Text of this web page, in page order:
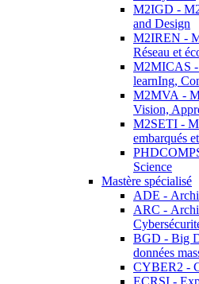
M2IGD -
and Design
M2IREN -
Réseau et
M2MICAS
learnIng,
M2MVA -
Vision,
M2SETI -
embarqués
Science
Mastère spécialisé
ADE -
ARC -
BGD - Big
données
CYBER2 -
ECRSI -